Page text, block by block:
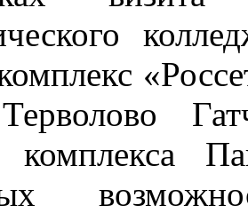
комплекса